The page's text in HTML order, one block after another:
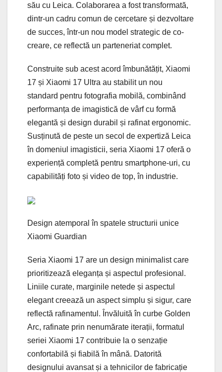
său cu Leica. Colaborarea a fost transformată,
dintr-un cadru comun de cercetare și dezvoltare
de succes, într-un nou model strategic de co-
creare, ce reflectă un parteneriat complet.
Construite sub acest acord îmbunătățit, Xiaomi
17 și Xiaomi 17 Ultra au stabilit un nou
standard pentru fotografia mobilă, combinând
performanța de imagistică de vârf cu formă
elegantă și design durabil și rafinat ergonomic.
Susținută de peste un secol de expertiză Leica
în domeniul imagisticii, seria Xiaomi 17 oferă o
experiență completă pentru smartphone-uri, cu
capabilități foto și video de top, în industrie.
Design atemporal în spatele structurii unice
Xiaomi Guardian
Seria Xiaomi 17 are un design minimalist care
prioritizează eleganța și aspectul profesional.
Liniile curate, marginile netede și aspectul
elegant creează un aspect simplu și sigur, care
reflectă rafinamentul. Învăluită în curbe Golden
Arc, rafinate prin nenumărate iterații, formatul
seriei Xiaomi 17 contribuie la o senzație
confortabilă și fiabilă în mână. Datorită
designului avansat și a tehnicilor de fabricație